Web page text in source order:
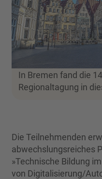
In Bremen fand die
Regionaltagung in
Die Teilnehmenden
abwechslungsreiches
»Technische Bildung
von Digitalisierung/